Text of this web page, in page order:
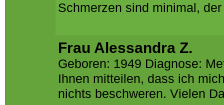
Schmerzen sind minimal,
Frau Alessandra Z.
Geboren: 1949 Diagnose:
Ihnen mitteilen, dass ich
nichts beschweren. Vielen